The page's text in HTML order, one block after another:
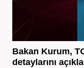
Bakan Kurum,
detaylarını